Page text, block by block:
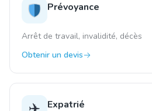
Prévoyance
Arrêt de travail, invalidité, décès
Obtenir un devis
Expatrié